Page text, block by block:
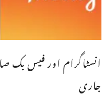
انسٹاگرام اور فیس بک
جاری